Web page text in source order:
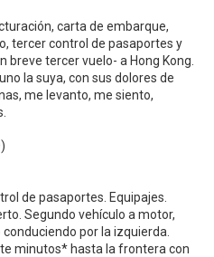
carta de embarque,
tercer control de pasaportes y
tercer vuelo- a Hong Kong.
la suya, con sus dolores de
me levanto, me siento,
de pasaportes. Equipajes.
Segundo vehículo a motor,
por la izquierda.
minutos* hasta la frontera con